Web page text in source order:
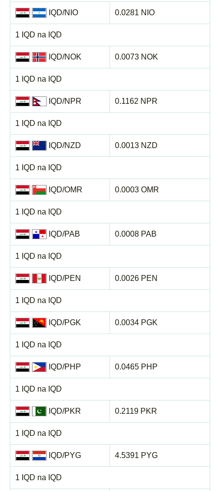
IQD/NIO
1 IQD na IQD
0.0281 NIO
IQD/NOK
1 IQD na IQD
0.0073 NOK
IQD/NPR
1 IQD na IQD
0.1162 NPR
IQD/NZD
1 IQD na IQD
0.0013 NZD
IQD/OMR
1 IQD na IQD
0.0003 OMR
IQD/PAB
1 IQD na IQD
0.0008 PAB
IQD/PEN
1 IQD na IQD
0.0026 PEN
IQD/PGK
1 IQD na IQD
0.0034 PGK
IQD/PHP
1 IQD na IQD
0.0465 PHP
IQD/PKR
1 IQD na IQD
0.2119 PKR
IQD/PYG
1 IQD na IQD
4.5391 PYG